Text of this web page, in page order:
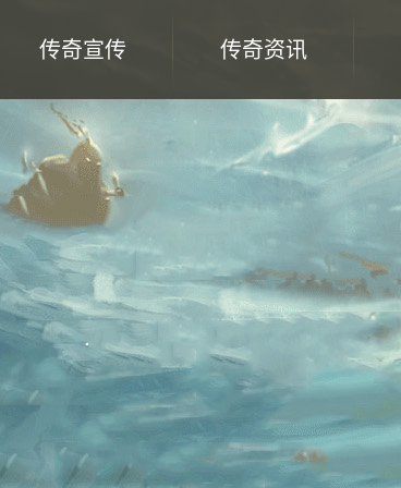
传奇宣传 传奇资讯